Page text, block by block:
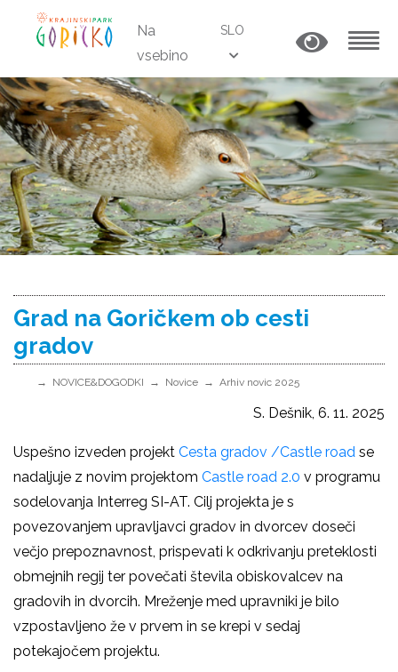
Na
vsebino
SLO
Grad na Goričkem ob cesti
gradov
NOVICE&DOGODKI Novice Arhiv novic 2025
S. Dešnik, 6. 11. 2025
Uspešno izveden projekt Cesta gradov /Castle road se
nadaljuje z novim projektom Castle road 2.0 v programu
sodelovanja Interreg SI-AT. Cilj projekta je s
povezovanjem upravljavci gradov in dvorcev doseči
večjo prepoznavnost, prispevati k odkrivanju preteklosti
obmejnih regij ter povečati števila obiskovalcev na
gradovih in dvorcih. Mreženje med upravniki je bilo
vzpostavljeno že v prvem in se krepi v sedaj
potekajočem projektu.